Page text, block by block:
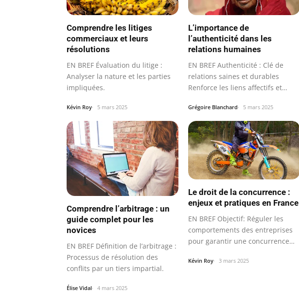
Comprendre les litiges
commerciaux et leurs
résolutions
EN BREF Évaluation du litige :
Analyser la nature et les parties
impliquées.
Kévin Roy 5 mars 2025
L’importance de
l’authenticité dans les
relations humaines
EN BREF Authenticité : Clé de
relations saines et durables
Renforce les liens affectifs et
Grégoire Blanchard 5 mars 2025
Comprendre l’arbitrage : un
guide complet pour les
novices
EN BREF Définition de l’arbitrage :
Processus de résolution des
conflits par un tiers impartial.
Élise Vidal 4 mars 2025
Le droit de la concurrence :
enjeux et pratiques en France
EN BREF Objectif: Réguler les
comportements des entreprises
pour garantir une concurrence
Kévin Roy 3 mars 2025